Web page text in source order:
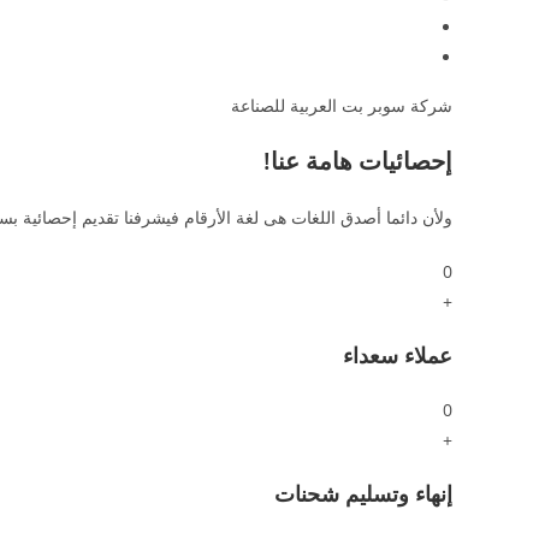
شركة سوبر بت العربية للصناعة
إحصائيات هامة عنا!
ولأن دائما أصدق اللغات هى لغة الأرقام فيشرفنا تقديم إحصائية
0
+
عملاء سعداء
0
+
إنهاء وتسليم شحنات